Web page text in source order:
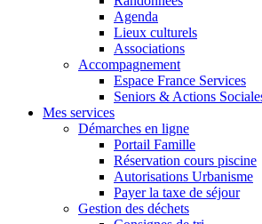
Agenda
Lieux culturels
Associations
Accompagnement
Espace France Services
Seniors & Actions
Mes services
Démarches en ligne
Portail Famille
Réservation cours piscine
Autorisations Urbanisme
Payer la taxe de séjour
Gestion des déchets